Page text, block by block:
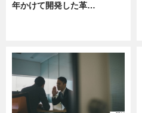
年かけて開発した革…